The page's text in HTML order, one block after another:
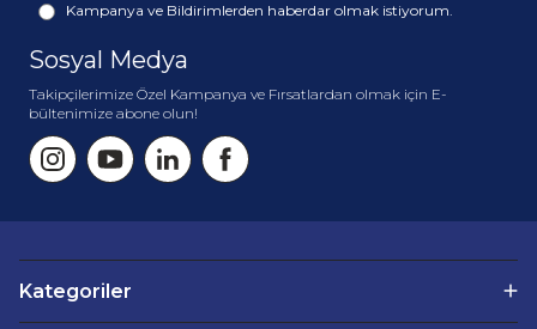
Kampanya ve Bildirimlerden haberdar olmak istiyorum.
Sosyal Medya
Takipçilerimize Özel Kampanya ve Fırsatlardan olmak için E-
bültenimize abone olun!
Kategoriler